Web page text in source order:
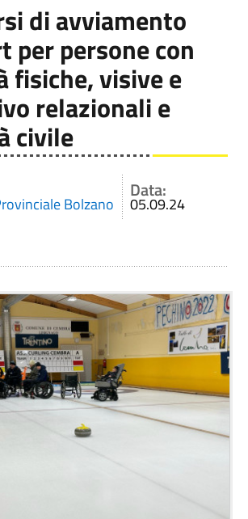
di avviamento
per persone con
fisiche, visive e
relazionali e
civile
Bolzano
Data:
05.09.24